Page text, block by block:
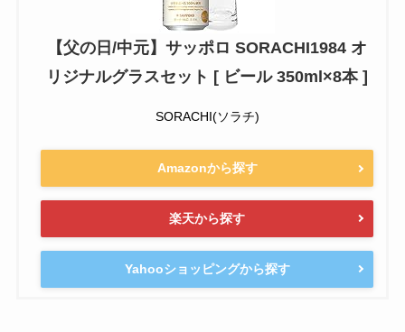
【父の日/中元】サッポロ SORACHI1984 オ
リジナルグラスセット [ ビール 350ml×8本 ]
SORACHI(ソラチ)
Amazonから探す
楽天から探す
Yahooショッピングから探す